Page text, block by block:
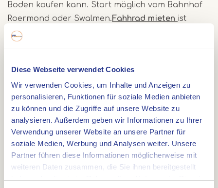
Diese Webseite verwendet Cookies
Wir verwenden Cookies, um Inhalte und Anzeigen zu
personalisieren, Funktionen für soziale Medien anbieten
zu können und die Zugriffe auf unsere Website zu
analysieren. Außerdem geben wir Informationen zu Ihrer
Verwendung unserer Website an unsere Partner für
soziale Medien, Werbung und Analysen weiter. Unsere
Partner führen diese Informationen möglicherweise mit
weiteren Daten zusammen, die Sie ihnen bereitgestellt
haben oder die sie im Rahmen Ihrer Nutzung der Dienste
Boden kaufen kann. Start möglich vom Bahnhof
Roermond oder Swalmen.Fahhrad mieten ist
möglich!
abwechslungsreiche Landschaft mit gewundenen
Bächen, ausgedehnten Wäldern und idyllischen
Städten. Sie fahren nicht nur durch den National
Park de Meinweg, aber auch entlang der schöne
Fluss der Roer und durch das alte Dorf Sint
Odiliënberg mit seiner jahrhundertealten Basilika.
Pures Vergnügen!
Dieser Radweg ist das ganze Jahr über schön,